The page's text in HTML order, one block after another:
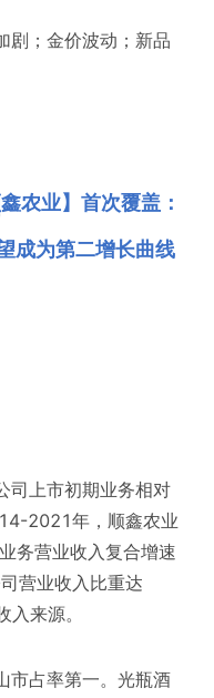
剧；金价波动；新品
农业】首次覆盖：
成为第二增长曲线
司上市初期业务相对
2021年，顺鑫农业
务营业收入复合增速
营业收入比重达
来源。
市占率第一。光瓶酒